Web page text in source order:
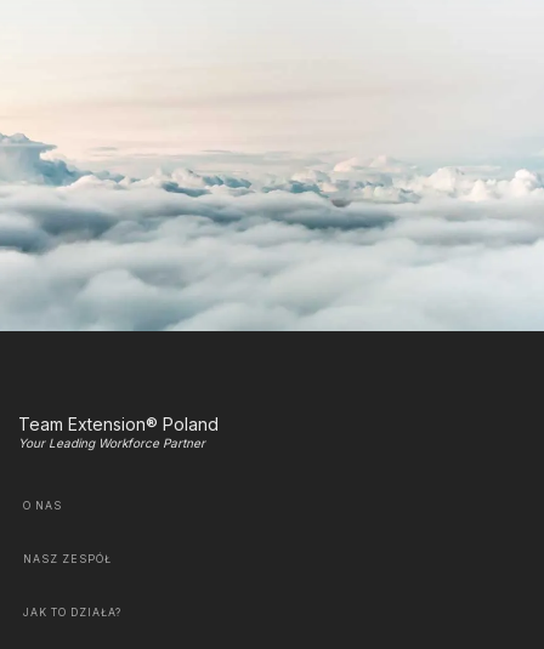
Team Extension® Poland
Your Leading Workforce Partner
O NAS
NASZ ZESPÓŁ
JAK TO DZIAŁA?